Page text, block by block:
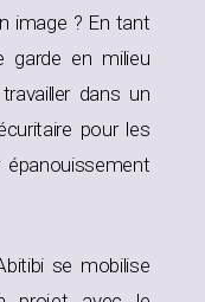
image ? En tant
garde en milieu
dans un
pour les
se mobilise